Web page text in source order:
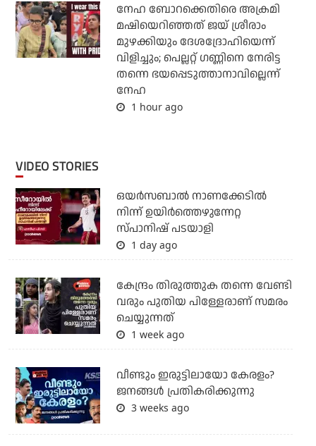
നേഹ ബോറക്കെതിരെ അക്രമി
മഷിയെറിഞ്ഞത് ജയ് ശ്രീരാം
മുഴക്കിയും ദേശദ്രോഹിയെന്ന്
വിളിച്ചും; പെല്ലറ്റ് ഗണ്ണിനെ നേരിട്ട
തന്നെ ഭയപ്പെടുത്താനാവില്ലെന്ന്
നേഹ
1 hour ago
VIDEO STORIES
ഒയര്‍സബാൽ നാണക്കേടിൽ
നിന്ന് ഉയിർത്തെഴുന്നേറ്റ
സ്പാനിഷ് പടയാളി
1 day ago
കേന്ദ്രം തിരുത്തുക തന്നെ വേണ്ടി
വരും പുതിയ പിള്ളേരാണ് സമരം
ചെയ്യുന്നത്
1 week ago
വീണ്ടും ഇരുട്ടിലായോ കേരളം?
ജനങ്ങൾ പ്രതികരിക്കുന്നു
3 weeks ago